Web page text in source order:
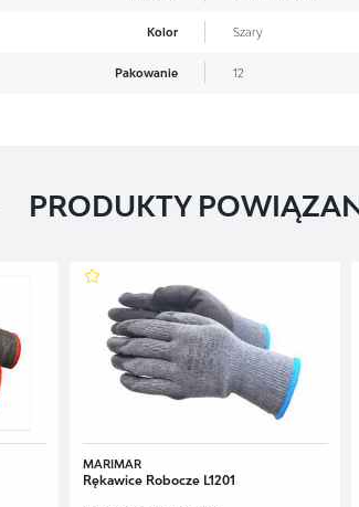
Kolor Szary
Pakowanie 12
PRODUKTY
MARIMAR
Rękawice Robocze L1201